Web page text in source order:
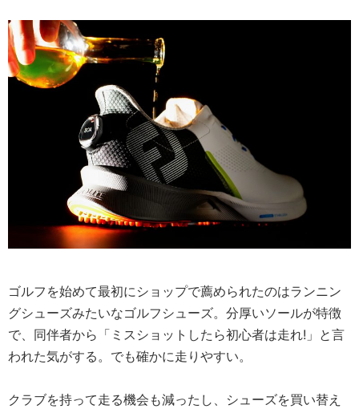
ゴルフを始めて最初にショップで薦められたのはランニン
グシューズみたいなゴルフシューズ。分厚いソールが特徴
で、同伴者から「ミスショットしたら初心者は走れ!」と言
われた気がする。でも確かに走りやすい。
クラブを持って走る機会も減ったし、シューズを買い替え